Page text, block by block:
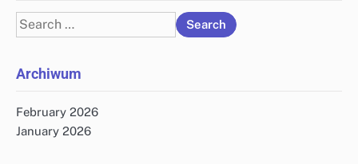
Search
for:
Archiwum
February 2026
January 2026